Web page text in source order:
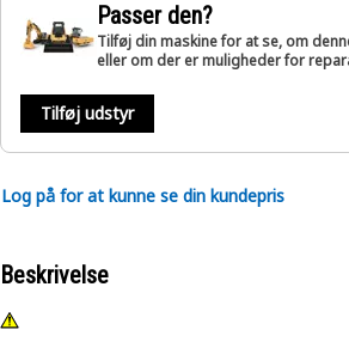
Passer den?
Tilføj din maskine for at se, om
eller om der er muligheder for
Tilføj udstyr
Log på for at kunne se din kundepris
Beskrivelse